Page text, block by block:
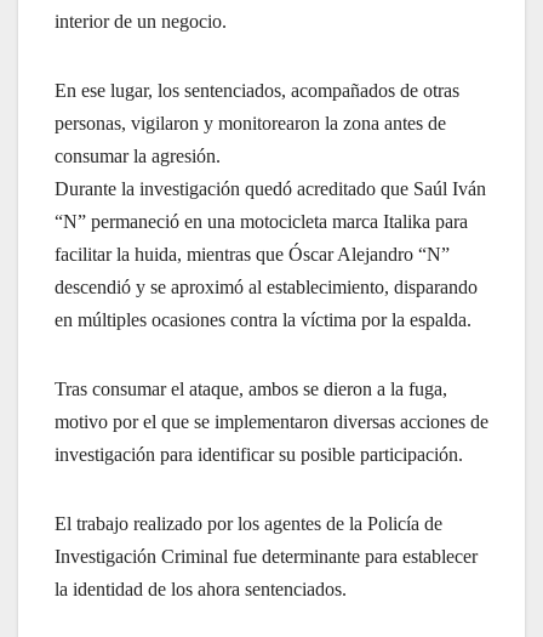
interior de un negocio.
En ese lugar, los sentenciados, acompañados de otras
personas, vigilaron y monitorearon la zona antes de
consumar la agresión.
Durante la investigación quedó acreditado que Saúl Iván
“N” permaneció en una motocicleta marca Italika para
facilitar la huida, mientras que Óscar Alejandro “N”
descendió y se aproximó al establecimiento, disparando
en múltiples ocasiones contra la víctima por la espalda.
Tras consumar el ataque, ambos se dieron a la fuga,
motivo por el que se implementaron diversas acciones de
investigación para identificar su posible participación.
El trabajo realizado por los agentes de la Policía de
Investigación Criminal fue determinante para establecer
la identidad de los ahora sentenciados.